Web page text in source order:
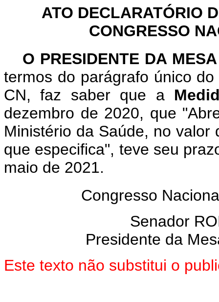
ATO DECLARATÓRIO
CONGRESSO
O PRESIDENTE DA
termos do parágrafo único
CN, faz saber que a
dezembro de 2020, que
Ministério da Saúde, no
que especifica", teve seu
maio de 2021.
Congresso
Senador
Presidente da
Este texto não substitui o